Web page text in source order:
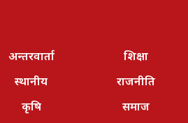
अन्तरवार्ता
स्थानीय
कृषि
शिक्षा
राजनीति
समाज